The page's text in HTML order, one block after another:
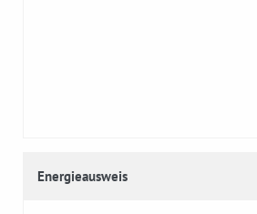
Energieausweis